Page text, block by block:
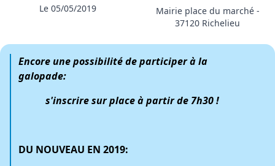
Le 05/05/2019
Mairie place du marché -
37120 Richelieu
Encore une possibilité de participer à la
galopade:
s'inscrire sur place à partir de 7h30!
DU NOUVEAU EN 2019: